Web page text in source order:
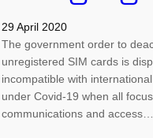
29 April 2020
The government order to
unregistered SIM cards is
incompatible with
under Covid-19 when all
communications and access…